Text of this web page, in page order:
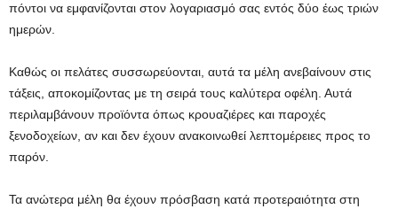
πόντοι να εμφανίζονται στον λογαριασμό σας εντός δύο έως τριών
ημερών.
Καθώς οι πελάτες συσσωρεύονται, αυτά τα μέλη ανεβαίνουν στις
τάξεις, αποκομίζοντας με τη σειρά τους καλύτερα οφέλη. Αυτά
περιλαμβάνουν προϊόντα όπως κρουαζιέρες και παροχές
ξενοδοχείων, αν και δεν έχουν ανακοινωθεί λεπτομέρειες προς το
παρόν.
Τα ανώτερα μέλη θα έχουν πρόσβαση κατά προτεραιότητα στη